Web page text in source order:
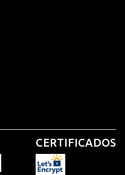
CERTIFICADOS